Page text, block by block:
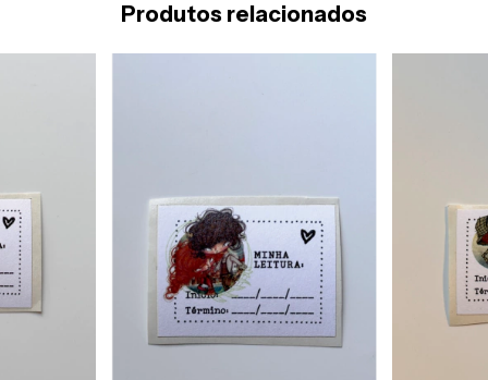
Produtos relacionados